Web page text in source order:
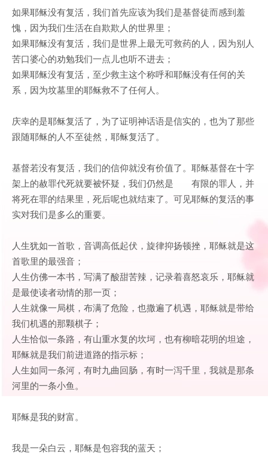
如果耶稣没有复活，我们首先应该为我们是基督徒而感到羞
愧，因为我们生活在自欺欺人的世界里；
如果耶稣没有复活，我们是世界上最无可救药的人，因为别人
苦口婆心的劝勉我们一点儿也听不进去；
如果耶稣没有复活，至少救主这个称呼和耶稣没有任何的关
系，因为坟墓里的耶稣救不了任何人。
庆幸的是耶稣复活了，为了证明神话语是信实的，也为了那些
跟随耶稣的人不至徒然，耶稣复活了。
基督若没有复活，我们的信仰就没有价值了。耶稣基督在十字
架上的赦罪代死就要被怀疑，我们仍然是 有限的罪人，并
将死在罪的结果里，死后呢也就结束了。可见耶稣的复活的事
实对我们是多么的重要。
人生犹如一首歌，音调高低起伏，旋律抑扬顿挫，耶稣就是这
首歌里的最强音；
人生仿佛一本书，写满了酸甜苦辣，记录着喜怒哀乐，耶稣就
是最使读者动情的那一页；
人生就像一局棋，布满了危险，也撒遍了机遇，耶稣就是带给
我们机遇的那颗棋子；
人生恰似一条路，有山重水复的坎坷，也有柳暗花明的坦途，
耶稣就是我们前进道路的指示标；
人生如同一条河，有时九曲回肠，有时一泻千里，我就是那条
河里的一条小鱼。
耶稣是我的财富。
我是一朵白云，耶稣是包容我的蓝天；